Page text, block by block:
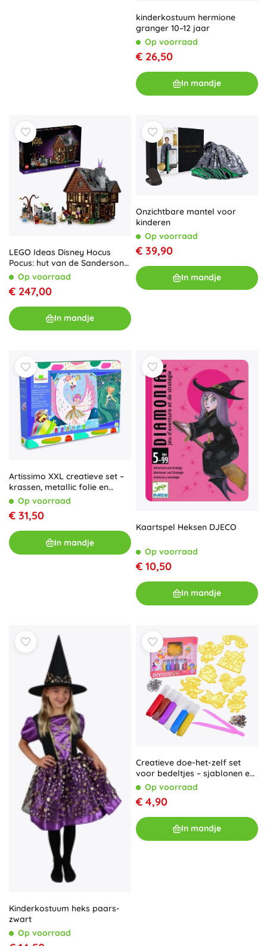
kinderkostuum hermione
granger 10–12 jaar
Op voorraad
€ 26,50
In mandje
LEGO Ideas Disney Hocus
Pocus: hut van de Sanderson-
zussen
Op voorraad
€ 247,00
In mandje
Onzichtbare mantel voor
kinderen
Op voorraad
€ 39,90
In mandje
Artissimo XXL creatieve set –
krassen, metallic folie en
glitters: magische verhalen
Op voorraad
€ 31,50
In mandje
Kaartspel Heksen DJECO
Op voorraad
€ 10,50
In mandje
Kinderkostuum heks paars-
zwart
Op voorraad
Creatieve doe-het-zelf set
voor bedeltjes – sjablonen en
kleuren
Op voorraad
€ 4,90
In mandje